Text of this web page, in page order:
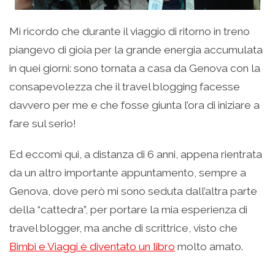
Mi ricordo che durante il viaggio di ritorno in treno
piangevo di gioia per la grande energia accumulata
in quei giorni: sono tornata a casa da Genova con la
consapevolezza che il travel blogging facesse
davvero per me e che fosse giunta l’ora di iniziare a
fare sul serio!
Ed eccomi qui, a distanza di 6 anni, appena rientrata
da un altro importante appuntamento, sempre a
Genova, dove però mi sono seduta dall’altra parte
della “cattedra”, per portare la mia esperienza di
travel blogger, ma anche di scrittrice, visto che
Bimbi e Viaggi è diventato un libro molto amato.